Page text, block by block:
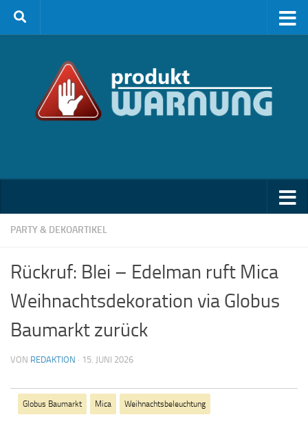
Zum Inhalt springen
PARTY & DEKOARTIKEL
Rückruf: Blei – Edelman ruft Mica
Weihnachtsdekoration via Globus
Baumarkt zurück
VON REDAKTION · 15. JUNI 2026
Globus Baumarkt Mica Weihnachtsbeleuchtung